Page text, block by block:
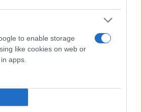
to enable storage
like cookies on web or
apps.
Καρέ-καρέ επιχείρηση
μέσω θαλάσσης από την